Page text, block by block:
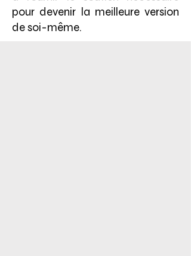
pour devenir la meilleure version
de soi-même.